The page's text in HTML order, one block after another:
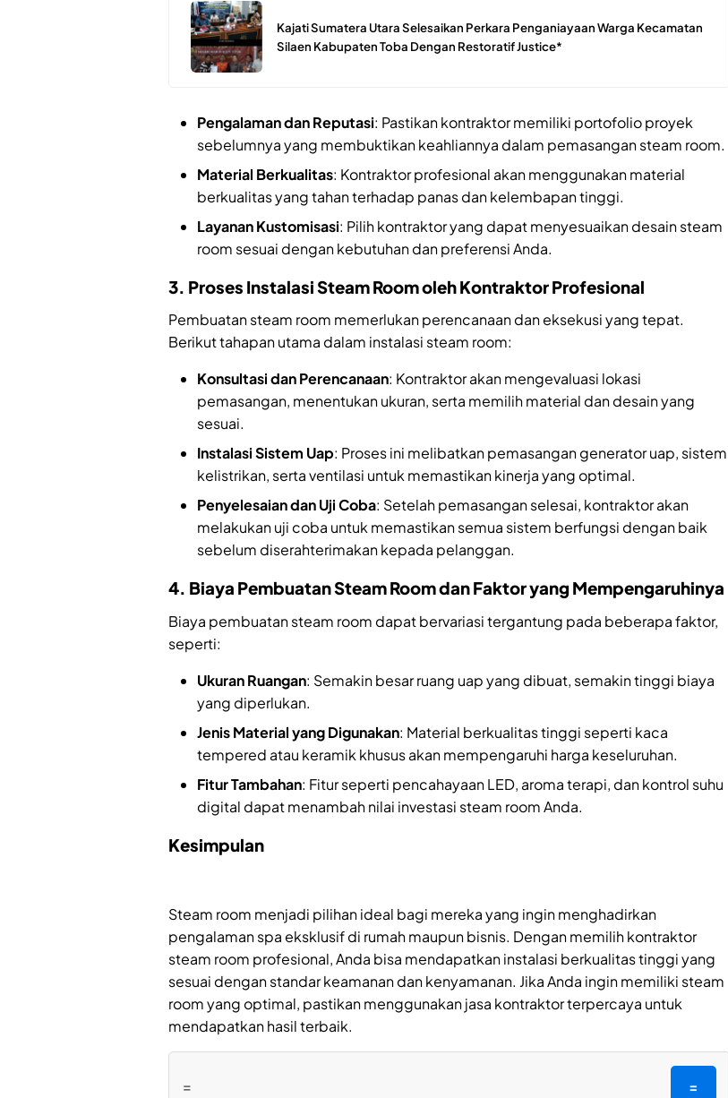
Kajati Sumatera Utara Selesaikan Perkara Penganiayaan Warga Kecamatan
Silaen Kabupaten Toba Dengan Restoratif Justice*
Pengalaman dan Reputasi: Pastikan kontraktor memiliki portofolio proyek
sebelumnya yang membuktikan keahliannya dalam pemasangan steam room.
Material Berkualitas: Kontraktor profesional akan menggunakan material
berkualitas yang tahan terhadap panas dan kelembapan tinggi.
Layanan Kustomisasi: Pilih kontraktor yang dapat menyesuaikan desain steam
room sesuai dengan kebutuhan dan preferensi Anda.
3. Proses Instalasi Steam Room oleh Kontraktor Profesional
Pembuatan steam room memerlukan perencanaan dan eksekusi yang tepat.
Berikut tahapan utama dalam instalasi steam room:
Konsultasi dan Perencanaan: Kontraktor akan mengevaluasi lokasi
pemasangan, menentukan ukuran, serta memilih material dan desain yang
sesuai.
Instalasi Sistem Uap: Proses ini melibatkan pemasangan generator uap, sistem
kelistrikan, serta ventilasi untuk memastikan kinerja yang optimal.
Penyelesaian dan Uji Coba: Setelah pemasangan selesai, kontraktor akan
melakukan uji coba untuk memastikan semua sistem berfungsi dengan baik
sebelum diserahterimakan kepada pelanggan.
4. Biaya Pembuatan Steam Room dan Faktor yang Mempengaruhinya
Biaya pembuatan steam room dapat bervariasi tergantung pada beberapa faktor,
seperti:
Ukuran Ruangan: Semakin besar ruang uap yang dibuat, semakin tinggi biaya
yang diperlukan.
Jenis Material yang Digunakan: Material berkualitas tinggi seperti kaca
tempered atau keramik khusus akan mempengaruhi harga keseluruhan.
Fitur Tambahan: Fitur seperti pencahayaan LED, aroma terapi, dan kontrol suhu
digital dapat menambah nilai investasi steam room Anda.
Kesimpulan
Steam room menjadi pilihan ideal bagi mereka yang ingin menghadirkan
pengalaman spa eksklusif di rumah maupun bisnis. Dengan memilih kontraktor
steam room profesional, Anda bisa mendapatkan instalasi berkualitas tinggi yang
sesuai dengan standar keamanan dan kenyamanan. Jika Anda ingin memiliki steam
room yang optimal, pastikan menggunakan jasa kontraktor terpercaya untuk
mendapatkan hasil terbaik.
= =